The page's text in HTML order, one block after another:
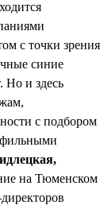
с точки зрения
синие
Но и здесь
с подбором
на Тюменском